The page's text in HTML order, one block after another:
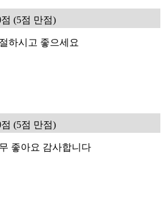
(5점 만점)
하시고 좋으세요
(5점 만점)
좋아요 감사합니다